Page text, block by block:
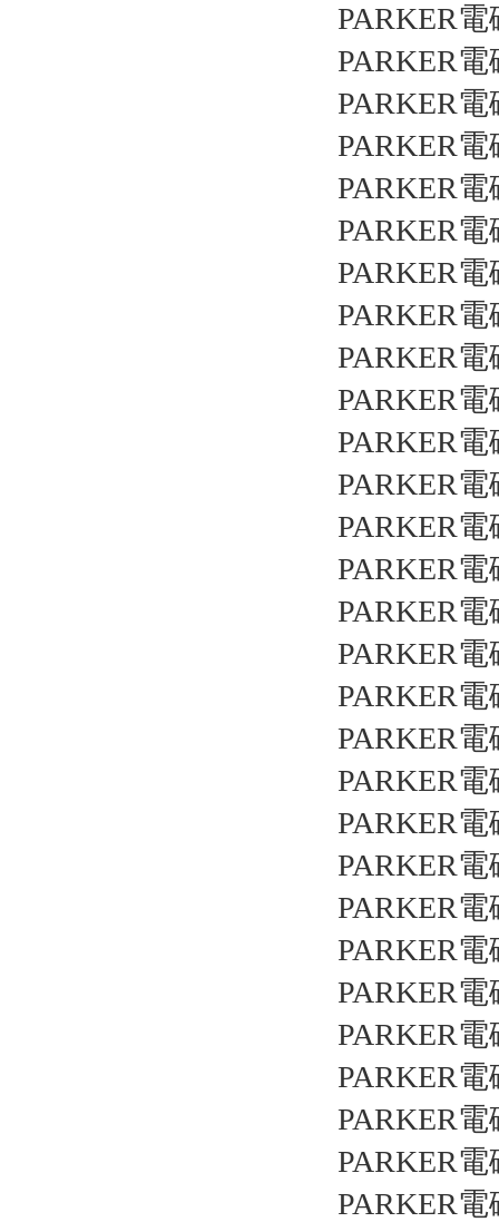
PARKER
PARKER
PARKER
PARKER
PARKER電
PARKER電
PARKER電
PARKER電
PARKER電
PARKER電
PARKER電
PARKER電
PARKER電
PARKER電
PARKER電
PARKER電
PARKER電
PARKER電
PARKER電
PARKER電
PARKER電
PARKER電
PARKER電
PARKER電
PARKER電
PARKER電
PARKER電
PARKER電
PARKER電